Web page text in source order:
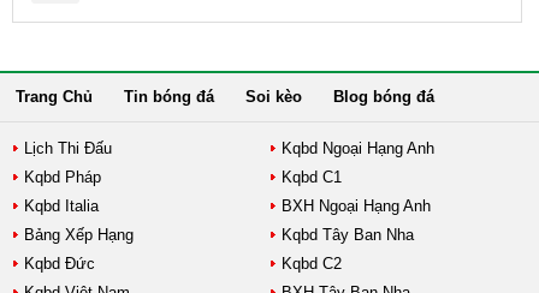
Trang Chủ Tin bóng đá Soi kèo Blog bóng đá
Lịch Thi Đấu
Kqbd Ngoại Hạng Anh
Kqbd Pháp
Kqbd C1
Kqbd Italia
BXH Ngoại Hạng Anh
Bảng Xếp Hạng
Kqbd Tây Ban Nha
Kqbd Đức
Kqbd C2